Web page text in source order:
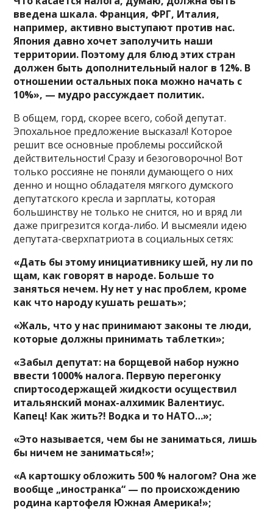
введена шкала. Франция, ФРГ, Италия,
например, активно выступают против нас.
Япония давно хочет заполучить наши
территории. Поэтому для блюд этих стран
должен быть дополнительный налог в 12%. В
отношении остальных пока можно начать с
10%», — мудро рассуждает политик.
В общем, горд, скорее всего, собой депутат.
Эпохальное предложение высказал! Которое
решит все основные проблемы российской
действительности! Сразу и безоговорочно! Вот
только россияне не поняли думающего о них
денно и нощно обладателя мягкого думского
депутатского кресла и зарплаты, которая
большинству не только не снится, но и вряд ли
даже пригрезится когда-либо. И высмеяли идею
депутата-сверхпатриота в социальных сетях:
«Дать бы этому инициативнику шей, ну ли по
щам, как говорят в народе. Больше то
заняться нечем. Ну нет у нас проблем, кроме
как что народу кушать решать»;
«Жаль, что у нас принимают законы те люди,
которые должны принимать таблетки»;
«Забыл депутат: на борщевой набор нужно
ввести 1000% налога. Первую перегонку
спиртосодержащей жидкости осуществил
итальянский монах-алхимик Валентиус.
Капец! Как жить?! Водка и то НАТО…»;
«Это называется, чем бы не заниматься, лишь
бы ничем не заниматься!»;
«А картошку обложить 500 % налогом? Она же
вообще „иностранка“ — по происхождению
родина картофеля Южная Америка!»;